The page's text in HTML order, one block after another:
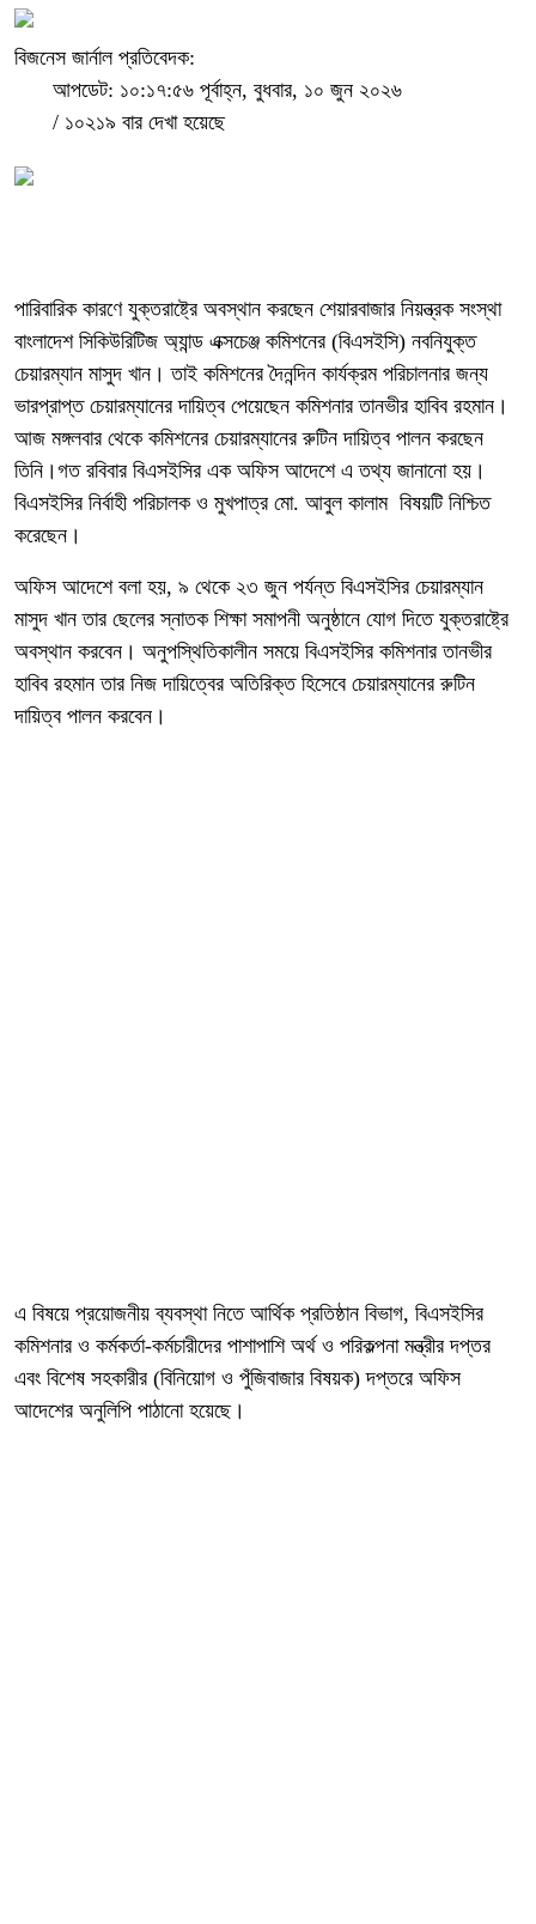
বিজনেস জার্নাল প্রতিবেদক:
আপডেট: ১০:১৭:৫৬ পূর্বাহ্ন, বুধবার, ১০ জুন ২০২৬
/ ১০২১৯ বার দেখা হয়েছে
পারিবারিক কারণে যুক্তরাষ্ট্রে অবস্থান করছেন শেয়ারবাজার নিয়ন্ত্রক সংস্থা
বাংলাদেশ সিকিউরিটিজ অ্যান্ড এক্সচেঞ্জ কমিশনের (বিএসইসি) নবনিযুক্ত
চেয়ারম্যান মাসুদ খান। তাই কমিশনের দৈনন্দিন কার্যক্রম পরিচালনার জন্য
ভারপ্রাপ্ত চেয়ারম্যানের দায়িত্ব পেয়েছেন কমিশনার তানভীর হাবিব রহমান।
আজ মঙ্গলবার থেকে কমিশনের চেয়ারম্যানের রুটিন দায়িত্ব পালন করছেন
তিনি।গত রবিবার বিএসইসির এক অফিস আদেশে এ তথ্য জানানো হয়।
বিএসইসির নির্বাহী পরিচালক ও মুখপাত্র মো. আবুল কালাম বিষয়টি নিশ্চিত
করেছেন।
অফিস আদেশে বলা হয়, ৯ থেকে ২৩ জুন পর্যন্ত বিএসইসির চেয়ারম্যান
মাসুদ খান তার ছেলের স্নাতক শিক্ষা সমাপনী অনুষ্ঠানে যোগ দিতে যুক্তরাষ্ট্রে
অবস্থান করবেন। অনুপস্থিতিকালীন সময়ে বিএসইসির কমিশনার তানভীর
হাবিব রহমান তার নিজ দায়িত্বের অতিরিক্ত হিসেবে চেয়ারম্যানের রুটিন
দায়িত্ব পালন করবেন।
এ বিষয়ে প্রয়োজনীয় ব্যবস্থা নিতে আর্থিক প্রতিষ্ঠান বিভাগ, বিএসইসির
কমিশনার ও কর্মকর্তা-কর্মচারীদের পাশাপাশি অর্থ ও পরিকল্পনা মন্ত্রীর দপ্তর
এবং বিশেষ সহকারীর (বিনিয়োগ ও পুঁজিবাজার বিষয়ক) দপ্তরে অফিস
আদেশের অনুলিপি পাঠানো হয়েছে।